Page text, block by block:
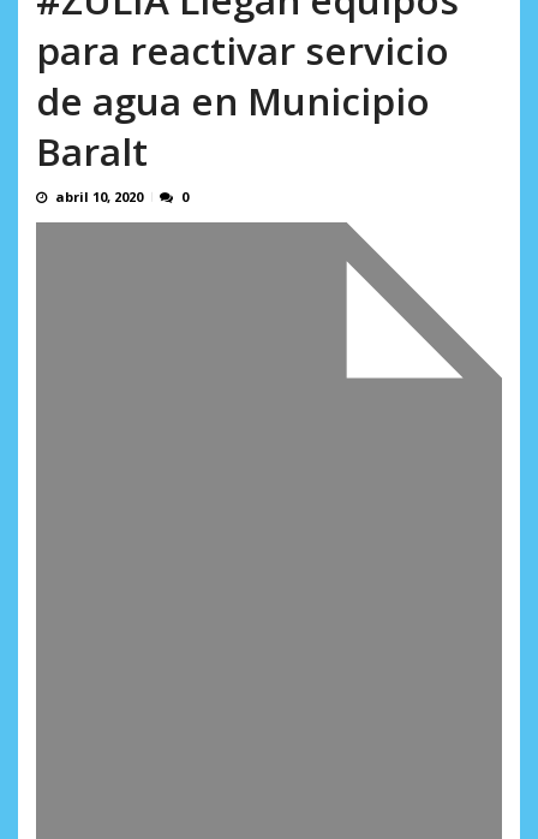
para reactivar servicio
de agua en Municipio
Baralt
abril 10, 2020 0